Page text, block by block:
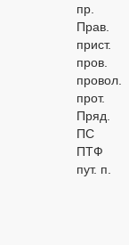
пр.
Прав.
прист.
пров.
провол.
прот.
Пряд.
ПС
ПТФ
пут. п.